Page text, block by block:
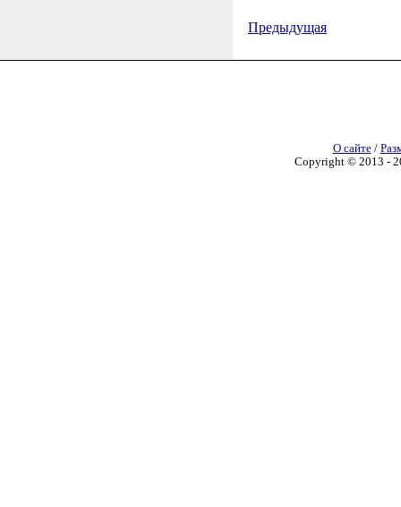
Предыдущая
О сайте/
Copyright © 2013 -